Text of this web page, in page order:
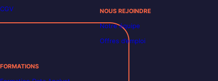
CGV
NOUS REJOINDRE
Notre équipe
Offres d’emploi
FORMATIONS